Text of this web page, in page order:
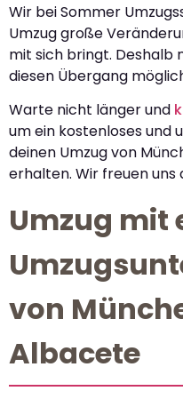
Wir bei Sommer
Umzug große
mit sich bringt. Deshalb
diesen Übergang
Warte nicht länger und
um ein kostenloses und
deinen Umzug von
erhalten. Wir freuen uns
Umzug mit
von
Albacete